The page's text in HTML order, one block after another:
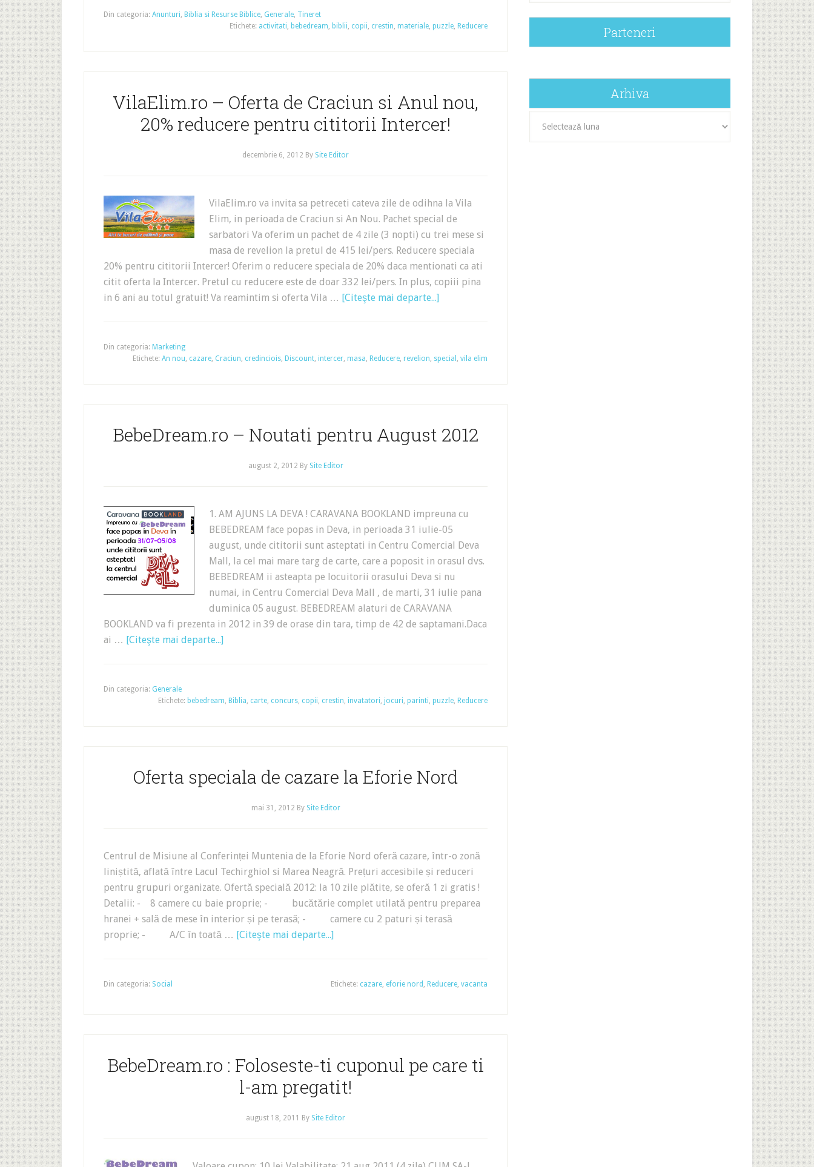
Din categoria: Anunturi, Biblia si Resurse Biblice, Generale, Tineret
Etichete: activitati, bebedream, biblii, copii, crestin, materiale, puzzle, Reducere
VilaElim.ro – Oferta de Craciun si Anul nou,
20% reducere pentru cititorii Intercer!
decembrie 6, 2012 By Site Editor
VilaElim.ro va invita sa petreceti cateva zile de odihna la Vila
Elim, in perioada de Craciun si An Nou. Pachet special de
sarbatori Va oferim un pachet de 4 zile (3 nopti) cu trei mese si
masa de revelion la pretul de 415 lei/pers. Reducere speciala
20% pentru cititorii Intercer! Oferim o reducere speciala de 20% daca mentionati ca ati
citit oferta la Intercer. Pretul cu reducere este de doar 332 lei/pers. In plus, copiii pina
in 6 ani au totul gratuit! Va reamintim si oferta Vila … [Citeşte mai departe...]
Din categoria: Marketing
Etichete: An nou, cazare, Craciun, credinciois, Discount, intercer, masa, Reducere, revelion, special , vila elim
BebeDream.ro – Noutati pentru August 2012
august 2, 2012 By Site Editor
1. AM AJUNS LA DEVA ! CARAVANA BOOKLAND impreuna cu
BEBEDREAM face popas in Deva, in perioada 31 iulie-05
august, unde cititorii sunt asteptati in Centru Comercial Deva
Mall, la cel mai mare targ de carte, care a poposit in orasul dvs.
BEBEDREAM ii asteapta pe locuitorii orasului Deva si nu
numai, in Centru Comercial Deva Mall , de marti, 31 iulie pana
duminica 05 august. BEBEDREAM alaturi de CARAVANA
BOOKLAND va fi prezenta in 2012 in 39 de orase din tara, timp de 42 de saptamani.Daca
ai … [Citeşte mai departe...]
Din categoria: Generale
Etichete: bebedream, Biblia, carte, concurs, copii, crestin, invatatori, jocuri, parinti, puzzle, Reducere
Oferta speciala de cazare la Eforie Nord
mai 31, 2012 By Site Editor
Centrul de Misiune al Conferinței Muntenia de la Eforie Nord oferă cazare, într-o zonă
liniștită, aflată între Lacul Techirghiol si Marea Neagră. Prețuri accesibile și reduceri
pentru grupuri organizate. Ofertă specială 2012: la 10 zile plătite, se oferă 1 zi gratis !
Detalii: - 8 camere cu baie proprie; - bucătărie complet utilată pentru preparea
hranei + sală de mese în interior și pe terasă; - camere cu 2 paturi și terasă
proprie; - A/C în toată … [Citeşte mai departe...]
Din categoria: Social Etichete: cazare, eforie nord , Reducere, vacanta
BebeDream.ro : Foloseste-ti cuponul pe care ti
l-am pregatit!
august 18, 2011 By Site Editor
Parteneri
Arhiva